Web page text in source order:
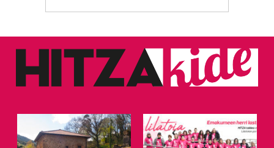
zerbitzuak hobetzeko asmoz, cookie teknologiaz
baliatzen gara. Ohar hau onartuz gero, teknologia hori
erabiltzeko baimen esplizitua ematen diguzu. Gehiago